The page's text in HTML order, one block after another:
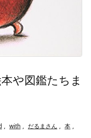
や図鑑たちま
with だるまさん 本